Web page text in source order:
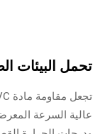
تحمل البيئات
عالية السرعة